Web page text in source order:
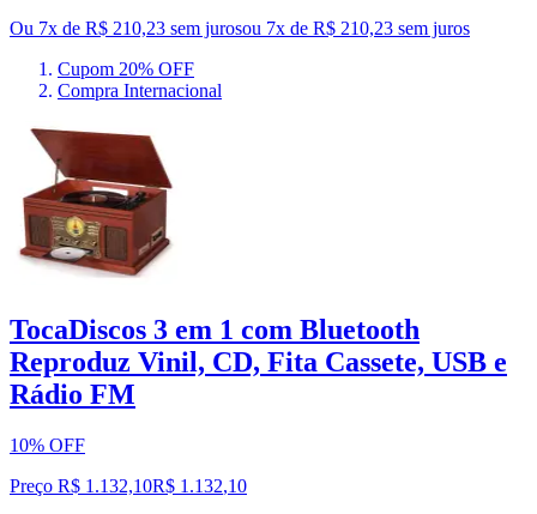
Ou 7x de R$ 210,23 sem jurosou 7x de R$ 210,23 sem juros
Cupom 20% OFF
Compra Internacional
TocaDiscos 3 em 1 com Bluetooth
Reproduz Vinil, CD, Fita Cassete, USB e
Rádio FM
10% OFF
Preço R$ 1.132,10R$ 1.132,10